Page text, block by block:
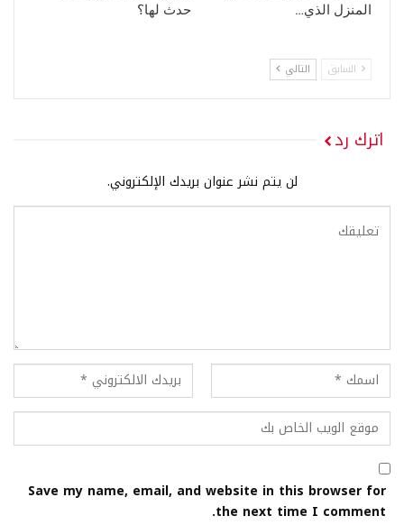
المنزل الذي…
حدث لها؟
السابق التالي
اترك رد
لن يتم نشر عنوان بريدك الإلكتروني.
Save my name, email, and website in this browser for
the next time I comment.